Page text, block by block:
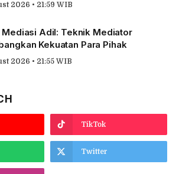
2026 • 21:59 WIB
Mediasi Adil: Teknik Mediator
Kekuatan Para Pihak
2026 • 21:55 WIB
TikTok
Twitter